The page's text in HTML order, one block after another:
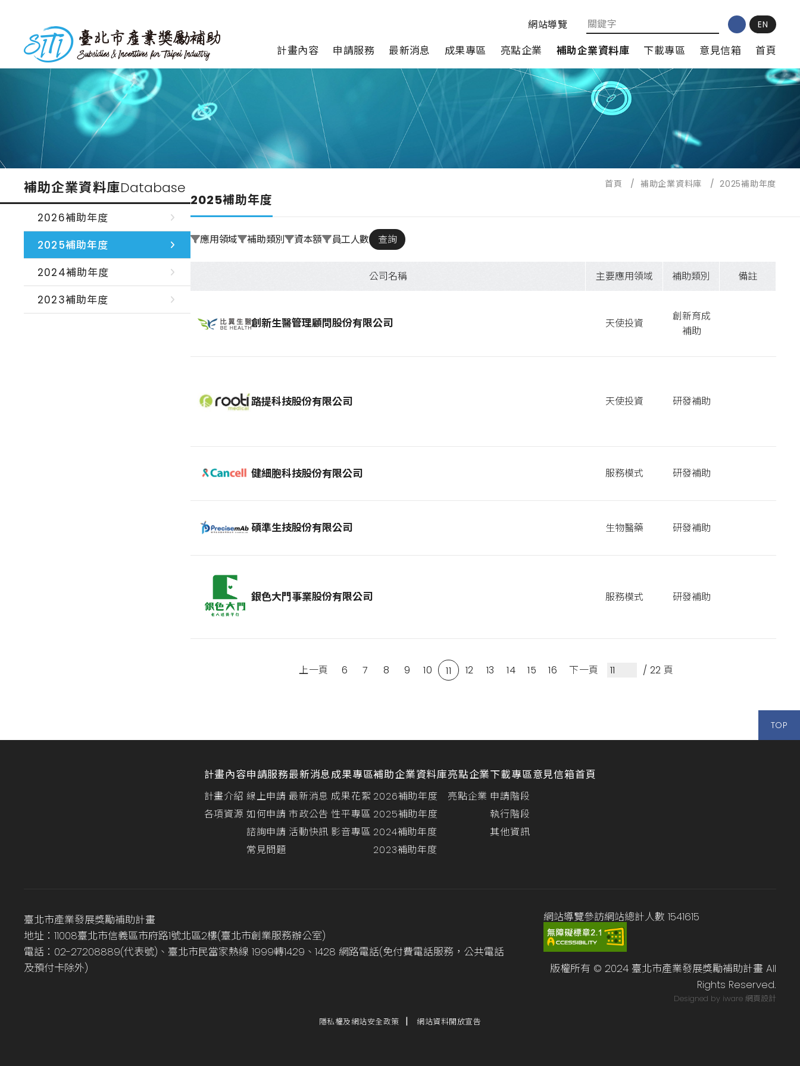
內
台北市產業獎勵補助
網站導覽 EN
計畫內容 申請服務 最新消息 成果專區 亮點企業 補助企業資料庫 下載專區 意見信箱 首頁
補助企業資料庫Database
2026補助年度
2025補助年度
2024補助年度
2023補助年度
首頁 / 補助企業資料庫 / 2025補助年度
2025補助年度
應用領域 補助類別 資本額 員工人數 查詢
公司名稱 主要應用領域 補助類別 備註
創新生醫管理顧問股份有限公司 天使投資
創新育成
補助
路提科技股份有限公司 天使投資 研發補助
健細胞科技股份有限公司 服務模式 研發補助
碩準生技股份有限公司 生物醫藥 研發補助
銀色大門事業股份有限公司 服務模式 研發補助
上一頁 6 7 8 9 10 11 12 13 14 15 16 下一頁 / 22 頁
TOP
計畫內容
計畫介紹
各項資源
申請服務
線上申請
如何申請
諮詢申請
常見問題
最新消息
最新消息
市政公告
活動快訊
成果專區
成果花絮
性平專區
影音專區
補助企業資料庫
2026補助年度
2025補助年度
2024補助年度
2023補助年度
亮點企業
亮點企業
下載專區
申請階段
執行階段
其他資訊
意見信箱首頁
臺北市產業發展獎勵補助計畫
地址：11008臺北市信義區市府路1號北區2樓(臺北市創業服務辦公室)
電話：02-27208889(代表號)、臺北市民當家熱線 1999轉1429、1428 網路電話(免付費電話服務，公共電話
及預付卡除外)
網站導覽參訪網站總計人數 1541615
版權所有 © 2024 臺北市產業發展獎勵補助計畫 All
Rights Reserved.
Designed by iware 網頁設計
隱私權及網站安全政策 網站資料開放宣告